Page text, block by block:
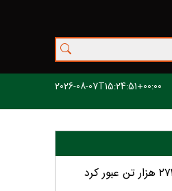
2026-08-07T15:24:51+00:00